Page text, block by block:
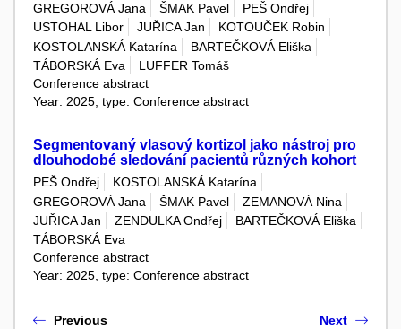
GREGOROVÁ Jana ŠMAK Pavel
PEŠ Ondřej
USTOHAL Libor
JUŘICA Jan
KOTOUČEK Robin
KOSTOLANSKÁ Katarína
BARTEČKOVÁ Eliška
TÁBORSKÁ Eva
LUFFER Tomáš
Conference abstract
Year: 2025, type: Conference abstract
Segmentovaný vlasový kortizol jako nástroj pro
dlouhodobé sledování pacientů různých kohort
PEŠ Ondřej
KOSTOLANSKÁ Katarína
GREGOROVÁ Jana
ŠMAK Pavel
ZEMANOVÁ Nina
JUŘICA Jan
ZENDULKA Ondřej
BARTEČKOVÁ Eliška
TÁBORSKÁ Eva
Conference abstract
Year: 2025, type: Conference abstract
Previous Next